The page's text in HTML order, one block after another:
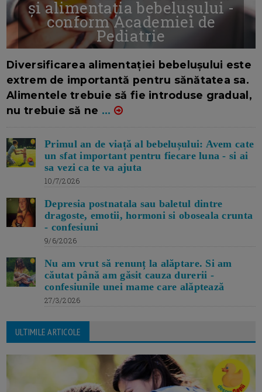
și alimentația bebelușului -
conform Academiei de
Pediatrie
Diversificarea alimentației bebelușului este
extrem de importantă pentru sănătatea sa.
Alimentele trebuie să fie introduse gradual,
nu trebuie să ne ...
Primul an de viață al bebelușului: Avem cate
un sfat important pentru fiecare luna - si ai
sa vezi ca te va ajuta
10/7/2026
Depresia postnatala sau baletul dintre
dragoste, emotii, hormoni si oboseala crunta
- confesiuni
9/6/2026
Nu am vrut să renunț la alăptare. Si am
căutat până am găsit cauza durerii -
confesiunile unei mame care alăptează
27/3/2026
ULTIMILE ARTICOLE